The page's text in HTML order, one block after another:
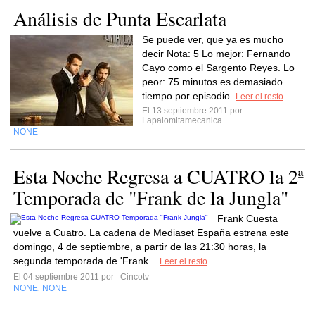
Análisis de Punta Escarlata
Se puede ver, que ya es mucho
decir Nota: 5 Lo mejor: Fernando
Cayo como el Sargento Reyes. Lo
peor: 75 minutos es demasiado
tiempo por episodio.
Leer el resto
El 13 septiembre 2011 por
Lapalomitamecanica
NONE
Esta Noche Regresa a CUATRO la 2ª
Temporada de "Frank de la Jungla"
Frank Cuesta
vuelve a Cuatro. La cadena de Mediaset España estrena este
domingo, 4 de septiembre, a partir de las 21:30 horas, la
segunda temporada de 'Frank...
Leer el resto
El 04 septiembre 2011 por
Cincotv
NONE NONE